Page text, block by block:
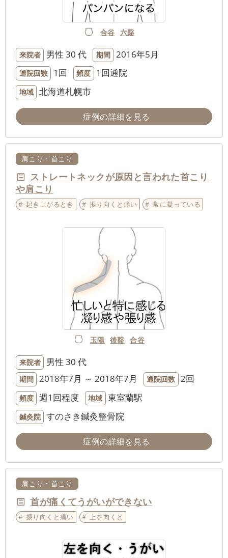
合谷 六谿
来院者 男性 30 代 期間 2016年5月
通院回数 1回 頻度 1回通院
地域 北海道札幌市
症例の詳細を見る
肩こり・首こり
ストレートネックが原因と言われた首こり
や肩こり
起き上がるとき 振り向くと痛い 常に凝っている
玉陽 後谿 合谷
来院者 男性 30 代
期間 2018年7月 ～ 2018年7月 通院回数 2回
頻度 週1回程度 地域 東室蘭駅
鍼灸院 すのさき鍼灸整骨院
症例の詳細を見る
肩こり・首こり
首が痛くてうがいができない
振り向くと痛い 上を向くと